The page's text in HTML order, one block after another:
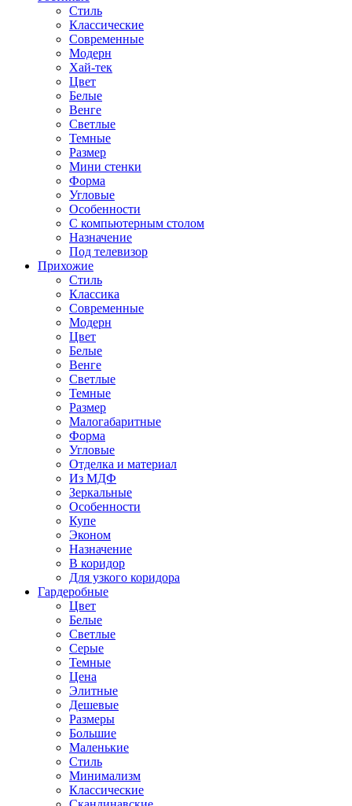
Стиль
Классические
Современные
Модерн
Хай-тек
Цвет
Белые
Венге
Светлые
Темные
Размер
Мини стенки
Форма
Угловые
Особенности
С компьютерным столом
Назначение
Под телевизор
Прихожие
Стиль
Классика
Современные
Модерн
Цвет
Белые
Венге
Светлые
Темные
Размер
Малогабаритные
Форма
Угловые
Отделка и материал
Из МДФ
Зеркальные
Особенности
Купе
Эконом
Назначение
В коридор
Для узкого коридора
Гардеробные
Цвет
Белые
Светлые
Серые
Темные
Цена
Элитные
Дешевые
Размеры
Большие
Маленькие
Стиль
Минимализм
Классические